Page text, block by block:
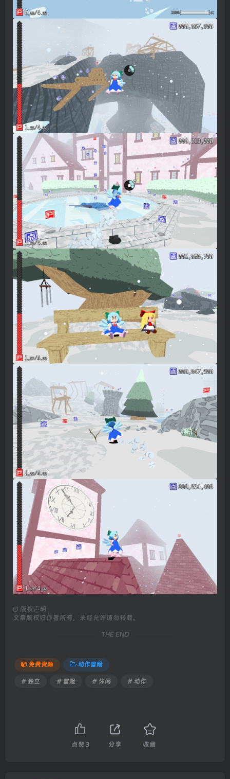
© 版权声明
文章版权归作者所有，未经允许请勿转载。
THE END
免费资源 动作冒险
# 独立 # 冒险 # 休闲 # 动作
点赞 3 分享 收藏